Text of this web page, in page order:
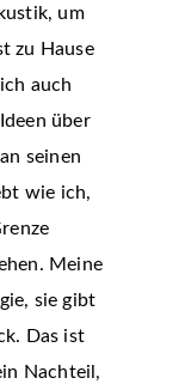
um
zu Hause
auch
über
seinen
wie ich,
Meine
sie gibt
Das ist
Nachteil,